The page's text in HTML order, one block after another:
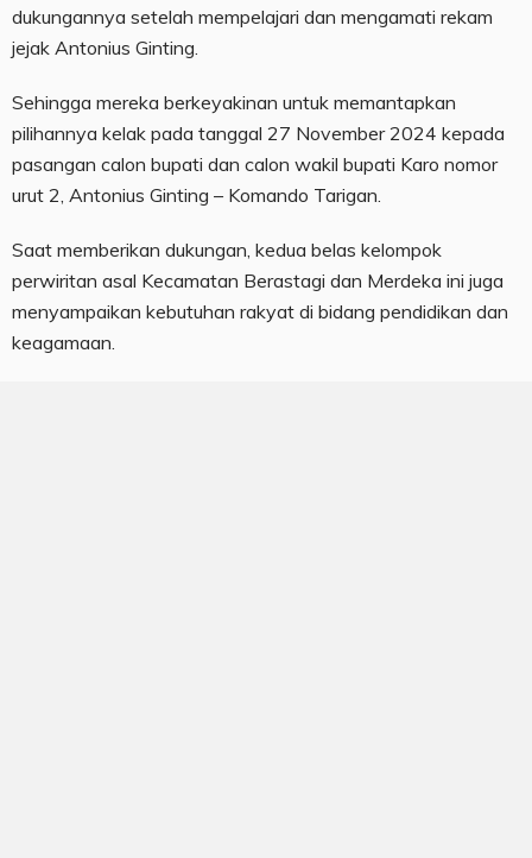
dukungannya setelah mempelajari dan mengamati rekam
jejak Antonius Ginting.
Sehingga mereka berkeyakinan untuk memantapkan
pilihannya kelak pada tanggal 27 November 2024 kepada
pasangan calon bupati dan calon wakil bupati Karo nomor
urut 2, Antonius Ginting – Komando Tarigan.
Saat memberikan dukungan, kedua belas kelompok
perwiritan asal Kecamatan Berastagi dan Merdeka ini juga
menyampaikan kebutuhan rakyat di bidang pendidikan dan
keagamaan.